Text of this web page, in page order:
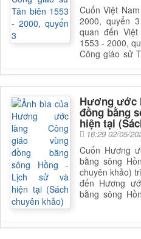
Cuốn Việt
2000, quyển
quan đến
1553 - 2000,
Công giáo sử
sắc hơn về
cụ thể, bạn
Hương ước
đồng bằng
hiện tại
16:29 02/05/
Cuốn Hương
bằng sông
chuyên khảo)
đến Hương
bằng sông
sử và hiện tại